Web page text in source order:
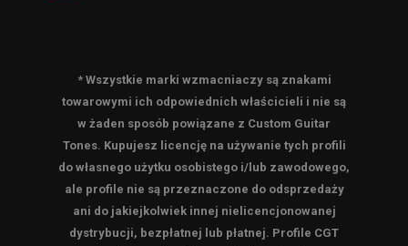
* Wszystkie marki wzmacniaczy są znakami
towarowymi ich odpowiednich właścicieli i nie są
w żaden sposób powiązane z Custom Guitar
Tones. Kupujesz licencję na używanie tych profili
do własnego użytku osobistego i/lub zawodowego,
ale profile nie są przeznaczone do odsprzedaży
ani do jakiejkolwiek innej nielicencjonowanej
dystrybucji, bezpłatnej lub płatnej. Profile CGT